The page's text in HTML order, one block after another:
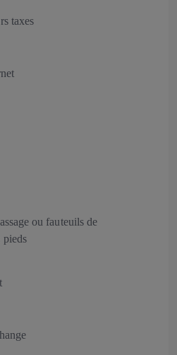
taxes
ou fauteuils de
pieds